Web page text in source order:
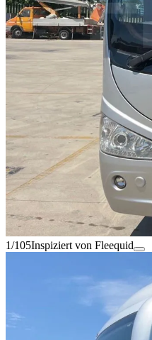
1/105Inspiziert von Fleequid